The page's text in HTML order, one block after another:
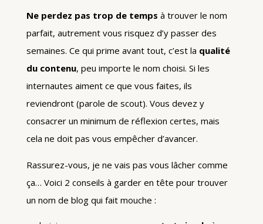
Ne perdez pas trop de temps à trouver le nom
parfait, autrement vous risquez d’y passer des
semaines. Ce qui prime avant tout, c’est la qualité
du contenu, peu importe le nom choisi. Si les
internautes aiment ce que vous faites, ils
reviendront (parole de scout). Vous devez y
consacrer un minimum de réflexion certes, mais
cela ne doit pas vous empêcher d’avancer.
Rassurez-vous, je ne vais pas vous lâcher comme
ça… Voici 2 conseils à garder en tête pour trouver
un nom de blog qui fait mouche :